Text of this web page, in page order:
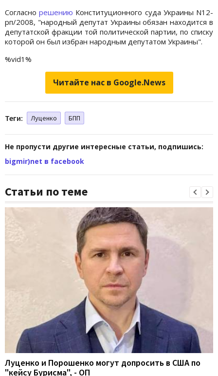
Согласнорешению Конституционного суда Украины N12-
рп/2008, "народный депутат Украины обязан находится в
депутатской фракции той политической партии, по списку
которой он был избран народным депутатом Украины".
%vid1%
Читайте нас в Google.News
Теги: Луценко БПП
Не пропусти другие интересные статьи, подпишись:
bigmir)net в facebook
Статьи по теме
Луценко и Порошенко могут допросить в США по
"кейсу Бурисма", - ОП